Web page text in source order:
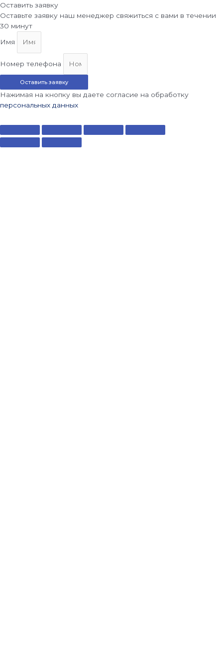
Оставить заявку
Оставьте заявку наш менеджер свяжиться с вами в течении
30 минут
Имя
Номер телефона
Оставить заявку
Нажимая на кнопку вы даете согласие на обработку
персональных данных